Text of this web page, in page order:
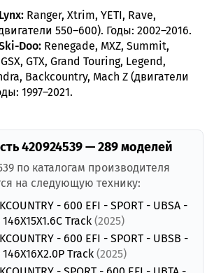
Ranger, Xtrim, YETI, Rave,
550–600). Годы: 2002–2016.
Doo: Renegade, MXZ, Summit,
GTX, Grand Touring, Legend,
Backcountry, Mach Z (двигатели
1997–2021.
420924539 — 289 моделей
по каталогам производителя
на следующую технику:
- 600 EFI - SPORT - UBSA -
Track (2025)
- 600 EFI - SPORT - UBSB -
Track (2025)